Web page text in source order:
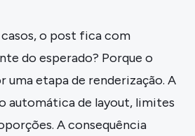
casos, o post fica com
do esperado? Porque o
uma etapa de renderização. A
automática de layout, limites
A consequência